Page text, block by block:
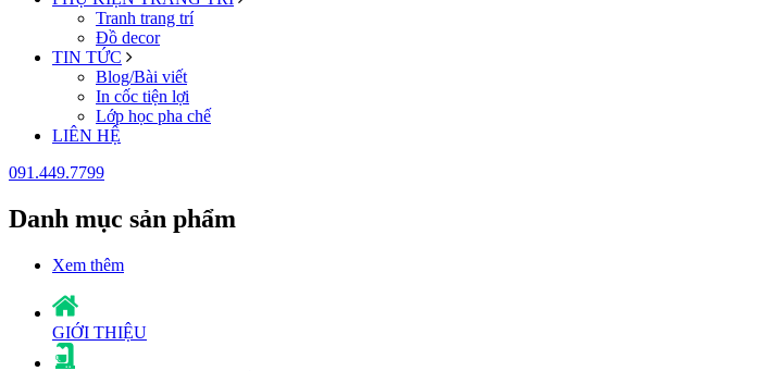
Tranh trang trí
Đồ decor
TIN TỨC
Blog/Bài viết
In cốc tiện lợi
Lớp học pha chế
LIÊN HỆ
091.449.7799
Danh mục sản phẩm
Xem thêm
GIỚI THIỆU